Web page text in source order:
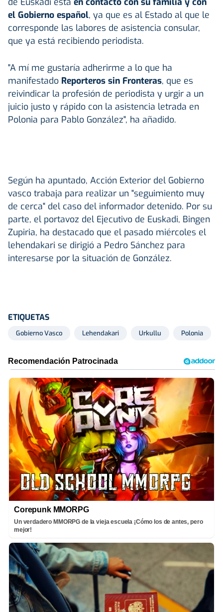
el Gobierno español, ya que es al Estado al que le
corresponde las labores de asistencia consular,
que ya está recibiendo periodista.
"A mí me gustaría adherirme a lo que ha
manifestado Reporteros sin Fronteras, que es
reivindicar la profesión de periodista y urgir a un
juicio justo y rápido con la asistencia letrada en
Polonia para Pablo González", ha añadido.
Según ha apuntado, Acción Exterior del Gobierno
vasco trabaja para realizar un "seguimiento muy
de cerca" del caso del informador detenido. Por su
parte, el portavoz del Ejecutivo de Euskadi, Bingen
Zupiria, ha destacado que el pasado miércoles el
lehendakari se dirigió a Pedro Sánchez para
interesarse por la situación de González.
ETIQUETAS
Gobierno Vasco Lehendakari Urkullu Polonia
Corepunk MMORPG
Un verdadero MMORPG de la vieja escuela ¡Cómo los de antes, pero
mejor!